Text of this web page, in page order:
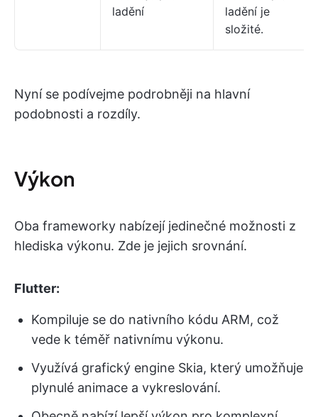
ladění
ladění je
složité.
Nyní se podívejme podrobněji na hlavní
podobnosti a rozdíly.
Výkon
Oba frameworky nabízejí jedinečné možnosti z
hlediska výkonu. Zde je jejich srovnání.
Flutter:
Kompiluje se do nativního kódu ARM, což
vede k téměř nativnímu výkonu.
Využívá grafický engine Skia, který umožňuje
plynulé animace a vykreslování.